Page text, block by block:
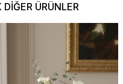
ÜRÜNLER